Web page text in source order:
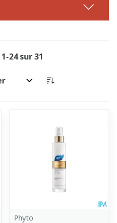
1-24sur31
Phyto